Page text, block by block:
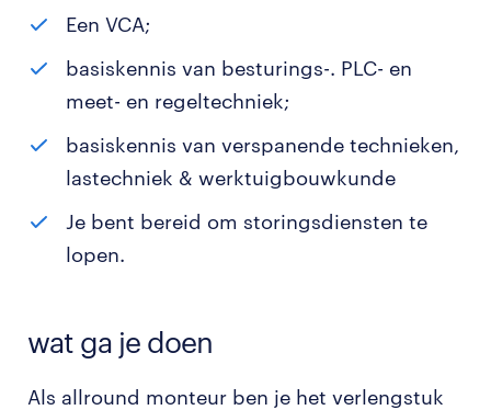
Een VCA;
basiskennis van besturings-. PLC- en
meet- en regeltechniek;
basiskennis van verspanende technieken,
lastechniek & werktuigbouwkunde
Je bent bereid om storingsdiensten te
lopen.
wat ga je doen
Als allround monteur ben je het verlengstuk